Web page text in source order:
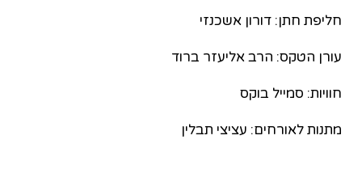
חליפת חתן: דורון אשכנזי
עורן הטקס: הרב אליעזר ברוד
חוויות: סמייל בוקס
מתנות לאורחים: עציצי תבלין